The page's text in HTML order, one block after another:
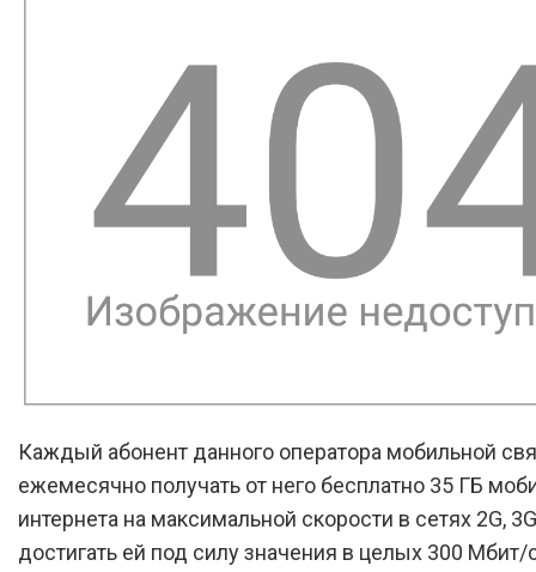
Каждый абонент данного оператора мобильной
ежемесячно получать от него бесплатно 35 ГБ
интернета на максимальной скорости в сетях 2G, 3G
достигать ей под силу значения в целых 300 Мбит/